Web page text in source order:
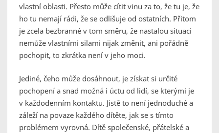
vlastní oblasti. Přesto může cítit vinu za to, že tu je, že
ho tu nemají rádi, že se odlišuje od ostatních. Přitom
je zcela bezbranné v tom směru, že nastalou situaci
nemůže vlastními silami nijak změnit, ani pořádně
pochopit, to zkrátka není v jeho moci.
Jediné, čeho může dosáhnout, je získat si určité
pochopení a snad možná i úctu od lidí, se kterými je
v každodenním kontaktu. Jistě to není jednoduché a
záleží na povaze každého dítěte, jak se s tímto
problémem vyrovná. Dítě společenské, přátelské a